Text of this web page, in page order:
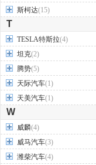
斯柯达(15)
T
TESLA特斯拉(4)
坦克(2)
腾势(5)
天际汽车(1)
天美汽车(1)
W
威麟(4)
威马汽车(3)
潍柴汽车(4)